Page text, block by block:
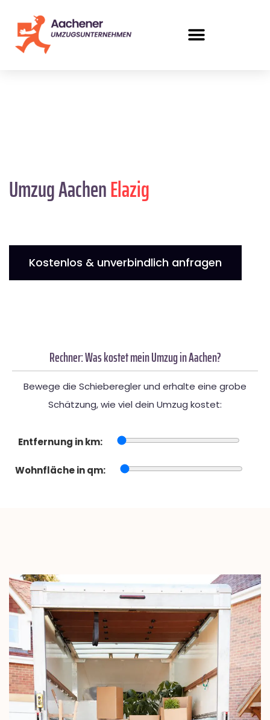
Umzug AachenElazig
Kostenlos & unverbindlich anfragen
Rechner: Was kostet mein Umzug in Aachen?
Bewege die Schieberegler und erhalte eine grobe
Schätzung, wie viel dein Umzug kostet:
Entfernung in km:
Wohnfläche in qm: